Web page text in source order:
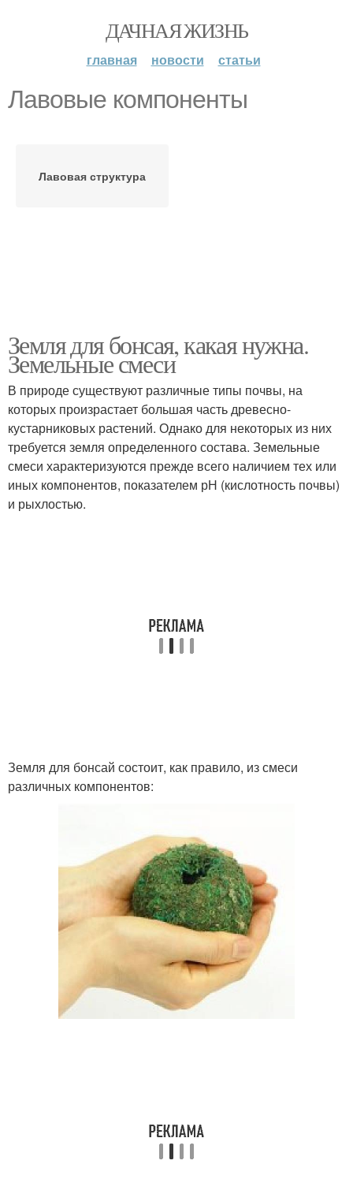
ДАЧНАЯ ЖИЗНЬ
главная новости статьи
Лавовые компоненты
Лавовая структура
Земля для бонсая, какая нужна.
Земельные смеси
В природе существуют различные типы почвы, на
которых произрастает большая часть древесно-
кустарниковых растений. Однако для некоторых из них
требуется земля определенного состава. Земельные
смеси характеризуются прежде всего наличием тех или
иных компонентов, показателем рН (кислотность почвы)
и рыхлостью.
Земля для бонсай состоит, как правило, из смеси
различных компонентов: